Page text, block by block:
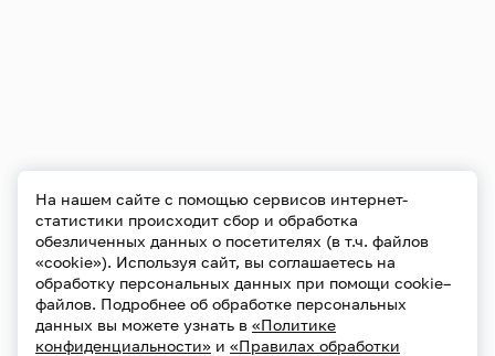
На нашем сайте с помощью сервисов интернет-
статистики происходит сбор и обработка
обезличенных данных о посетителях (в т.ч. файлов
«cookie»). Используя сайт, вы соглашаетесь на
обработку персональных данных при помощи cookie–
файлов. Подробнее об обработке персональных
данных вы можете узнать в «Политике
конфиденциальности» и «Правилах обработки